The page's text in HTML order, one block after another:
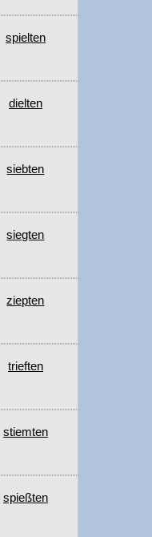
spielten
dielten
siebten
siegten
ziepten
trieften
stiemten
spießten